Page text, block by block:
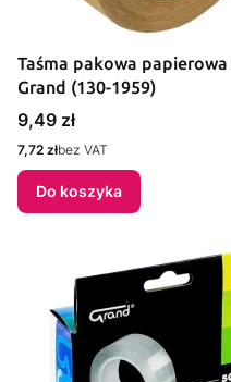
Taśma pakowa
Grand (130-1959)
Cena
9,49 zł
Cena
7,72 złbez VAT
Do koszyka